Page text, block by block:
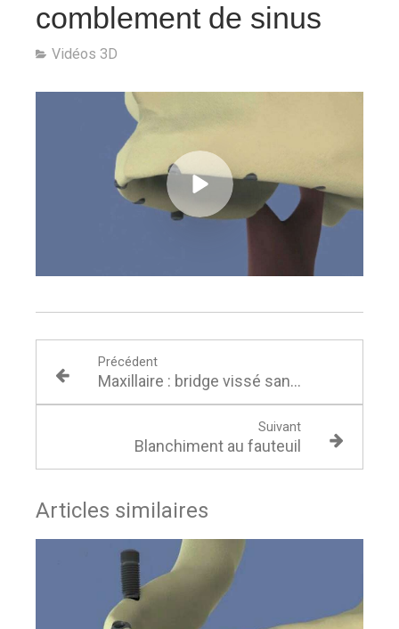
comblement de sinus
Vidéos 3D
Précédent
Maxillaire : bridge vissé sans fausse gencive
Suivant
Blanchiment au fauteuil
Articles similaires